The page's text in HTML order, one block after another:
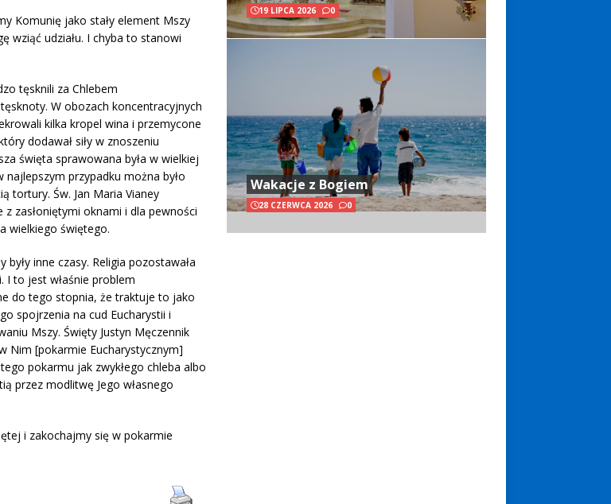
Komunię jako stały element Mszy
wziąć udziału. I chyba to stanowi
tęsknili za Chlebem
W obozach koncentracyjnych
kilka kropel wina i przemycone
dodawał siły w znoszeniu
święta sprawowana była w wielkiej
przypadku można było
tortury. Św. Jan Maria Vianey
zasłoniętymi oknami i dla pewności
wielkiego świętego.
inne czasy. Religia pozostawała
I to jest właśnie problem
do tego stopnia, że traktuje to jako
spojrzenia na cud Eucharystii i
Mszy. Święty Justyn Męczennik
Nim [pokarmie Eucharystycznym]
pokarmu jak zwykłego chleba albo
przez modlitwę Jego własnego
i zakochajmy się w pokarmie
19 LIPCA 2026 0
Wakacje z Bogiem
28 CZERWCA 2026 0